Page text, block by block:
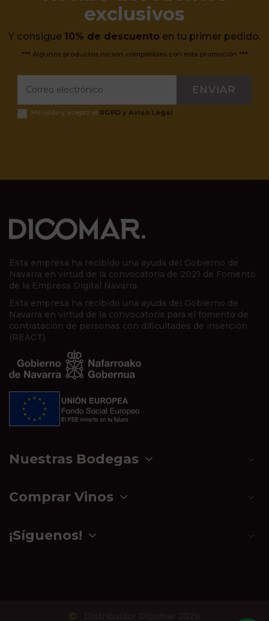
exclusivos
Y consigue 10% de descuento en tu primer pedido.
*** Algunos productos no son compatibles con esta promoción ***
ENVIAR
He leído y acepto el RGPD y Aviso Legal.
Esta empresa ha recibido una ayuda del Gobierno de
Navarra en virtud de la convocatoria de 2021 de Fomento
de la Empresa Digital Navarra.
Esta empresa ha recibido una ayuda del Gobierno de
Navarra en virtud de la convocatoria para el fomento de
contratación de personas con dificultades de inserción
(REACT).
Nuestras Bodegas
Comprar Vinos
¡Síguenos!